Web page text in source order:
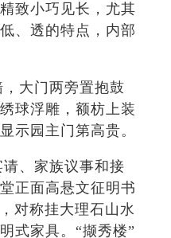
致小巧见长，尤其
、透的特点，内部
大门两旁置抱鼓
球浮雕，额枋上装
示园主门第高贵。
、家族议事和接
正面高悬文征明书
对称挂大理石山水
式家具。“撷秀楼”